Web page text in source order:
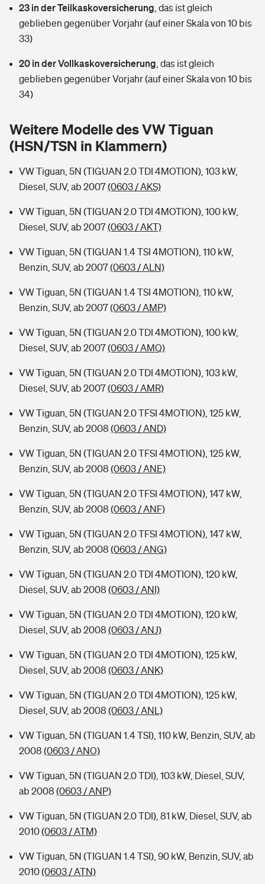
Sie haben Fragen?
Restkreditversicherung
Zur Übersicht
Tools
Wer versichert was: Jetzt Versicherer finden
Sie haben Fragen?
Hundehalter-Haftpflicht
Handyversicherung
Musikinstrumentenversicherung
Zur Übersicht
Kinderunfall-Check: Mehr Sicherheit für deine Kids
Typklassen: So ist Ihr Auto eingestuft
Tools
Wer versichert was: Jetzt Versicherer finden
Sie haben Fragen?
Rentenrechner: Wie viel Geld bekomme ich im Alter?
23 in der Teilkaskoversicherung das ist gleich
geblieben gegenüber Vorjahr (auf einer Skala von 10 bis
33)
20 in der Vollkaskoversicherung das ist gleich
geblieben gegenüber Vorjahr (auf einer Skala von 10 bis
34)
Weitere Modelle des VW Tiguan
(HSN/TSN in Klammern)
VW Tiguan, 5N (TIGUAN 2.0 TDI 4MOTION), 103 kW,
Diesel, SUV, ab 2007(0603 / AKS)
VW Tiguan, 5N (TIGUAN 2.0 TDI 4MOTION), 100 kW,
Diesel, SUV, ab 2007(0603 / AKT)
VW Tiguan, 5N (TIGUAN 1.4 TSI 4MOTION), 110 kW,
Benzin, SUV, ab 2007(0603 / ALN)
VW Tiguan, 5N (TIGUAN 1.4 TSI 4MOTION), 110 kW,
Benzin, SUV, ab 2007(0603 / AMP)
VW Tiguan, 5N (TIGUAN 2.0 TDI 4MOTION), 100 kW,
Diesel, SUV, ab 2007(0603 / AMQ)
VW Tiguan, 5N (TIGUAN 2.0 TDI 4MOTION), 103 kW,
Diesel, SUV, ab 2007(0603 / AMR)
VW Tiguan, 5N (TIGUAN 2.0 TFSI 4MOTION), 125 kW,
Benzin, SUV, ab 2008 (0603 / AND)
VW Tiguan, 5N (TIGUAN 2.0 TFSI 4MOTION), 125 kW,
Benzin, SUV, ab 2008 (0603 / ANE)
VW Tiguan, 5N (TIGUAN 2.0 TFSI 4MOTION), 147 kW,
Benzin, SUV, ab 2008 (0603 / ANF)
VW Tiguan, 5N (TIGUAN 2.0 TFSI 4MOTION), 147 kW,
Benzin, SUV, ab 2008 (0603 / ANG)
VW Tiguan, 5N (TIGUAN 2.0 TDI 4MOTION), 120 kW,
Diesel, SUV, ab 2008 (0603 / ANI)
VW Tiguan, 5N (TIGUAN 2.0 TDI 4MOTION), 120 kW,
Diesel, SUV, ab 2008 (0603 / ANJ)
VW Tiguan, 5N (TIGUAN 2.0 TDI 4MOTION), 125 kW,
Diesel, SUV, ab 2008 (0603 / ANK)
VW Tiguan, 5N (TIGUAN 2.0 TDI 4MOTION), 125 kW,
Diesel, SUV, ab 2008 (0603 / ANL)
VW Tiguan, 5N (TIGUAN 1.4 TSI), 110 kW, Benzin, SUV, ab
2008 (0603 / ANO)
VW Tiguan, 5N (TIGUAN 2.0 TDI), 103 kW, Diesel, SUV,
ab 2008 (0603 / ANP)
VW Tiguan, 5N (TIGUAN 2.0 TDI), 81 kW, Diesel, SUV, ab
2010(0603 / ATM)
VW Tiguan, 5N (TIGUAN 1.4 TSI), 90 kW, Benzin, SUV, ab
2010(0603 / ATN)